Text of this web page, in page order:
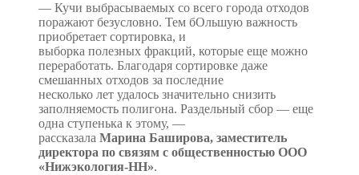
— Кучи выбрасываемых со всего города отходов
поражают безусловно. Тем бОльшую важность
приобретает сортировка, и
выборка полезных фракций, которые еще можно
переработать. Благодаря сортировке даже
смешанных отходов за последние
несколько лет удалось значительно снизить
заполняемость полигона. Раздельный сбор — еще
одна ступенька к этому, —
рассказала Марина Баширова, заместитель
директора по связям с общественностью ООО
«Нижэкология-НН».